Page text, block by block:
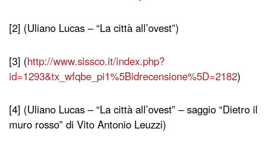
[2] (Uliano Lucas – “La città all’ovest”)
[3] (http://www.sissco.it/index.php?
id=1293&tx_wfqbe_pi1%5Bidrecensione%5D=2182)
[4] (Uliano Lucas – “La città all’ovest” – saggio “Dietro il
muro rosso” di Vito Antonio Leuzzi)